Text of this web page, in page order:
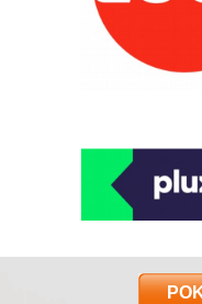
a odběr dietních jídel
jídel
poboček, nebo
do domu za
pochutnáte na